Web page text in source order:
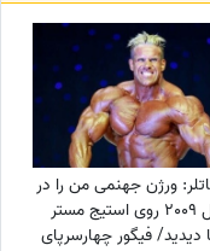
ورژن جهنمی من را در
سال 2009 روی استیج مستر
دیدید/ فیگور چهارسرپای